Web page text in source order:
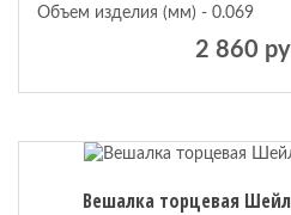
Объем изделия (мм) - 0.069
2 860
Вешалка торцевая